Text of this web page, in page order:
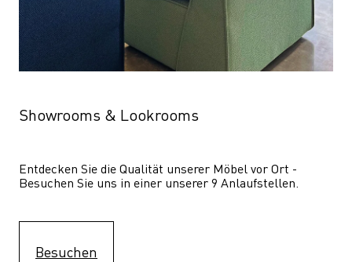
Showrooms & Lookrooms
Entdecken Sie die Qualität unserer Möbel vor Ort -
Besuchen Sie uns in einer unserer 9 Anlaufstellen.
Besuchen